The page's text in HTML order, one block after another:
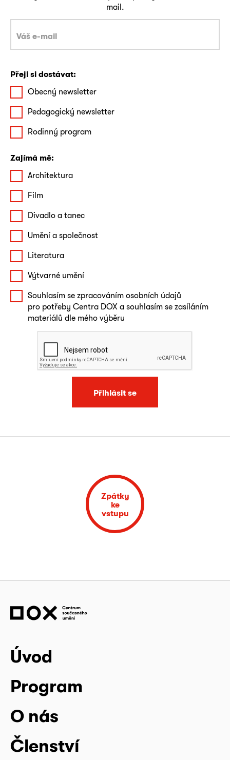
mail.
Přeji si dostávat:
Obecný newsletter
Pedagogický newsletter
Rodinný program
Zajímá mě:
Architektura
Film
Divadlo a tanec
Umění a společnost
Literatura
Výtvarné umění
Souhlasím se zpracováním osobních údajů
pro potřeby Centra DOX a souhlasím se zasíláním
materiálů dle mého výběru
Přihlásit se
Zpátky
ke
vstupu
Úvod
Program
O nás
Členství